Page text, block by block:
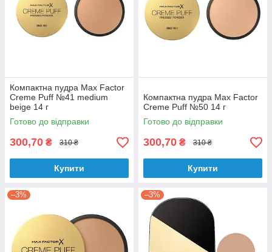
Компактна пудра Max Factor
Creme Puff №41 medium
beige 14 г
Готово до відправки
300,70 ₴ 310 ₴
Купити
Компактна пудра Max Factor
Creme Puff №50 14 г
Готово до відправки
300,70 ₴ 310 ₴
Купити
–3% –3%